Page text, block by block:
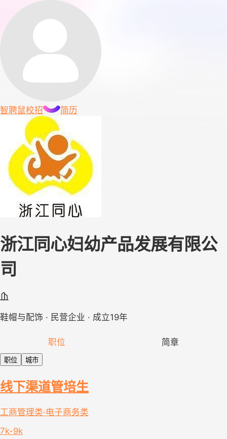
智聘鼠校招 简历
浙江同心妇幼产品发展有限公
司
鞋帽与配饰 · 民营企业 · 成立19年
职位 简章
职位 城市
线下渠道管培生
工商管理类·电子商务类
7k-9k